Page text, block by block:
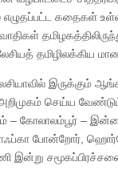
கதைகள்
தமிழிலக்கிய
இருக்கும்
செய்ய
கோலாலம்பூர் –
போன்றோர்,
இன்று